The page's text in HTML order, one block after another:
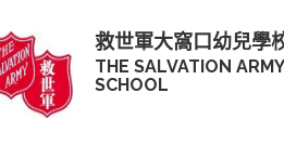
救世軍大窩口幼兒學
THE SALVATION
SCHOOL